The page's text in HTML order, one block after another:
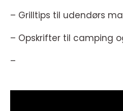
– Grilltips til udendørs
– Opskrifter til camping
–